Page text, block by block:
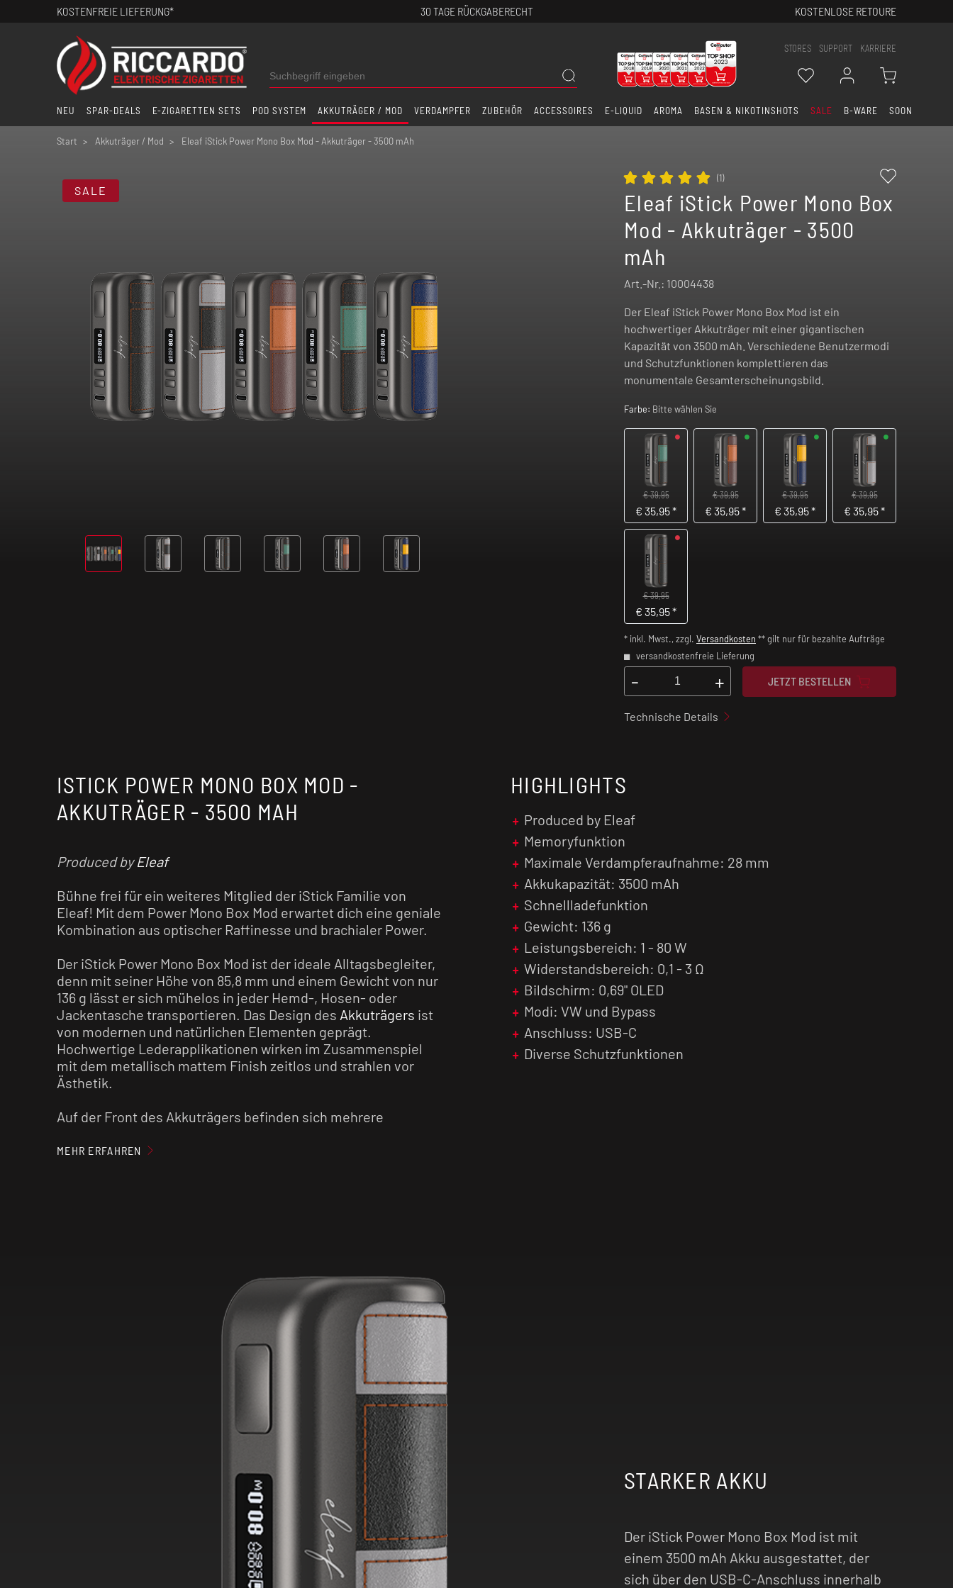
KOSTENFREIE LIEFERUNG* 30 TAGE RÜCKGABERECHT KOSTENLOSE RETOURE
STORES SUPPORT KARRIERE
NEU SPAR-DEALS E-ZIGARETTEN SETS POD SYSTEM AKKUTRÄGER / MOD VERDAMPFER ZUBEHÖR ACCESSOIRES E-LIQUID AROMA BASEN & NIKOTINSHOTS SALE B-WARE SOON
Start Akkuträger / Mod Eleaf iStick Power Mono Box Mod - Akkuträger - 3500 mAh
SALE
(1)
Eleaf iStick Power Mono Box
Mod - Akkuträger - 3500
mAh
Art.-Nr.: 10004438
Der Eleaf iStick Power Mono Box Mod ist ein
hochwertiger Akkuträger mit einer gigantischen
Kapazität von 3500 mAh. Verschiedene Benutzermodi
und Schutzfunktionen komplettieren das
monumentale Gesamterscheinungsbild.
Farbe: Bitte wählen Sie
€ 39,95
€ 35,95*
€ 39,95
€ 35,95*
€ 39,95
€ 35,95*
€ 39,95
€ 35,95*
€ 39,95
€ 35,95*
* inkl. Mwst., zzgl. Versandkosten ** gilt nur für bezahlte Aufträge
versandkostenfreie Lieferung
- + JETZT BESTELLEN
Technische Details
ISTICK POWER MONO BOX MOD -
AKKUTRÄGER - 3500 MAH
Produced byEleaf
Bühne frei für ein weiteres Mitglied der iStick Familie von
Eleaf! Mit dem Power Mono Box Mod erwartet dich eine geniale
Kombination aus optischer Raffinesse und brachialer Power.
Der iStick Power Mono Box Mod ist der ideale Alltagsbegleiter,
denn mit seiner Höhe von 85,8 mm und einem Gewicht von nur
136 g lässt er sich mühelos in jeder Hemd-, Hosen- oder
Jackentasche transportieren. Das Design des Akkuträgers ist
von modernen und natürlichen Elementen geprägt.
Hochwertige Lederapplikationen wirken im Zusammenspiel
mit dem metallisch mattem Finish zeitlos und strahlen vor
Ästhetik.
Auf der Front des Akkuträgers befinden sich mehrere
Minustaste. Mit dem Feuertaster lässt sich das Gerät über
Die Vorderseite ist außerdem mit einem großzügigem 0,69"
OLED-Bildschirm ausgestattet, auf dem sich alle
dampfspezifischen Informationen, z. B. zum Widerstand oder
der eingestellten Leistung, klar und deutlich ablesen lassen.
Die Akkukapazität des iStick Power Mono liegt bei sagenhaften
3500 mAh und ermöglicht eine maximale Leistungsausgabe
von bis zu 80 Watt. Über den USB-C-Anschluss kannst du den
fest verbauten Akku bequem wieder aufladen und ihn für den
Umfangreiche Schutzfunktionen (siehe techn. Details) sorgen
zusätzlich für ein hohes Maß an Sicherheit. Worauf wartest du
MEHR ERFAHREN
HIGHLIGHTS
Produced by Eleaf
Memoryfunktion
Maximale Verdampferaufnahme: 28 mm
Akkukapazität: 3500 mAh
Schnellladefunktion
Gewicht: 136 g
Leistungsbereich: 1 - 80 W
Widerstandsbereich: 0,1 - 3 Ω
Bildschirm: 0,69" OLED
Modi: VW und Bypass
Anschluss: USB-C
Diverse Schutzfunktionen
STARKER AKKU
Der iStick Power Mono Box Mod ist mit
einem 3500 mAh Akku ausgestattet, der
sich über den USB-C-Anschluss innerhalb